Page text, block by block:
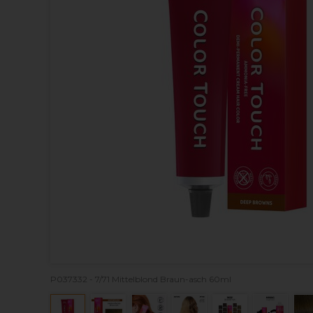
P037332 - 7/71 Mittelblond Braun-asch 60ml